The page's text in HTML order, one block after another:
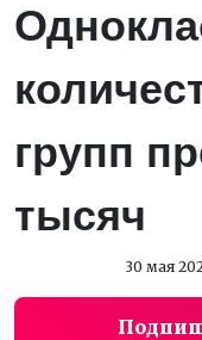
групп
тысяч
30 мая